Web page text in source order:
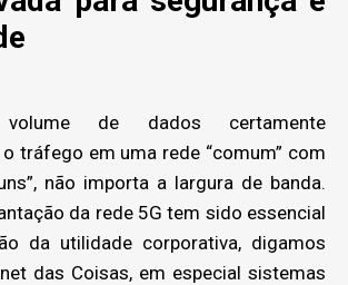
de dados certamente
tráfego em uma rede “comum” com
não importa a largura de banda.
da rede 5G tem sido essencial
da utilidade corporativa, digamos
das Coisas, em especial sistemas